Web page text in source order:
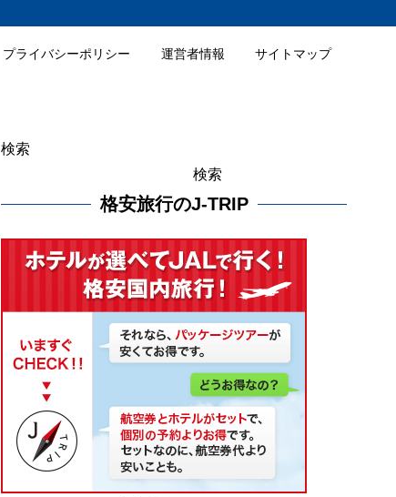
プライバシーポリシー 運営者情報 サイトマップ
検索
検索
格安旅行のJ-TRIP